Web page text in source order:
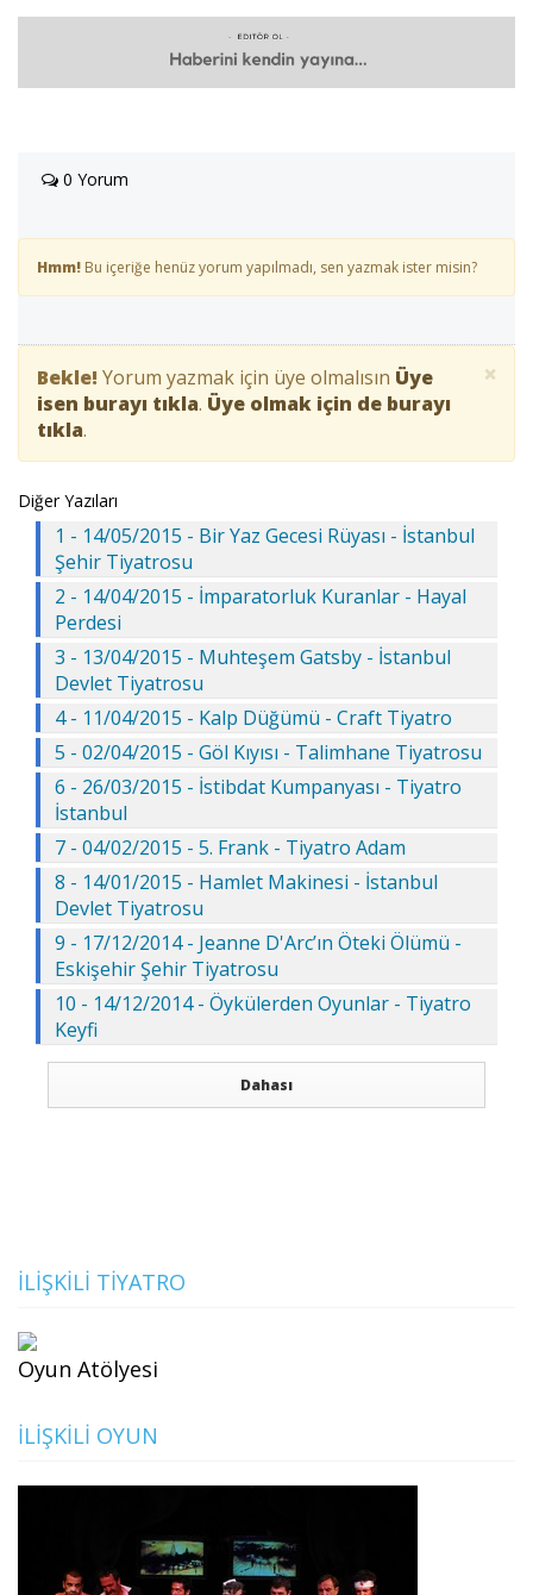
0 Yorum
Hmm! Bu içeriğe henüz yorum yapılmadı, sen yazmak ister misin?
×
Bekle! Yorum yazmak için üye olmalısın Üye
isen burayı tıkla. Üye olmak için de burayı
tıkla.
Diğer Yazıları
1 - 14/05/2015 - Bir Yaz Gecesi Rüyası - İstanbul
Şehir Tiyatrosu
2 - 14/04/2015 - İmparatorluk Kuranlar - Hayal
Perdesi
3 - 13/04/2015 - Muhteşem Gatsby - İstanbul
Devlet Tiyatrosu
4 - 11/04/2015 - Kalp Düğümü - Craft Tiyatro
5 - 02/04/2015 - Göl Kıyısı - Talimhane Tiyatrosu
6 - 26/03/2015 - İstibdat Kumpanyası - Tiyatro
İstanbul
7 - 04/02/2015 - 5. Frank - Tiyatro Adam
8 - 14/01/2015 - Hamlet Makinesi - İstanbul
Devlet Tiyatrosu
9 - 17/12/2014 - Jeanne D'Arc’ın Öteki Ölümü -
Eskişehir Şehir Tiyatrosu
10 - 14/12/2014 - Öykülerden Oyunlar - Tiyatro
Keyfi
Dahası
İLIŞKILI TIYATRO
Oyun Atölyesi
İLIŞKILI OYUN